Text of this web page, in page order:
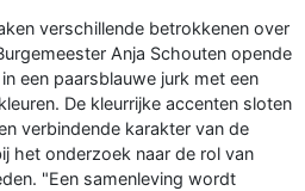
verschillende betrokkenen over
Anja Schouten opende
een paarsblauwe jurk met een
De kleurrijke accenten sloten
verbindende karakter van de
het onderzoek naar de rol van
"Een samenleving wordt